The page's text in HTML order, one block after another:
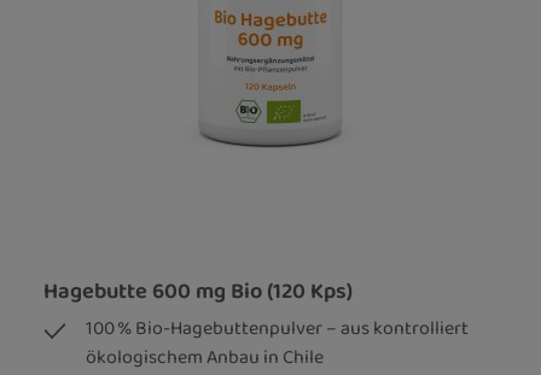
Hagebutte 600 mg Bio (120 Kps)
100 % Bio-Hagebuttenpulver – aus kontrolliert
ökologischem Anbau in Chile